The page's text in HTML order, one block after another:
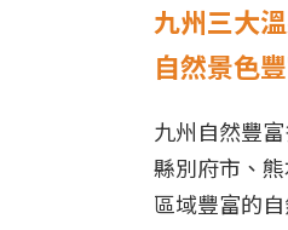
九州三大
自然景色
九州自然豐
縣別府市、
區域豐富的